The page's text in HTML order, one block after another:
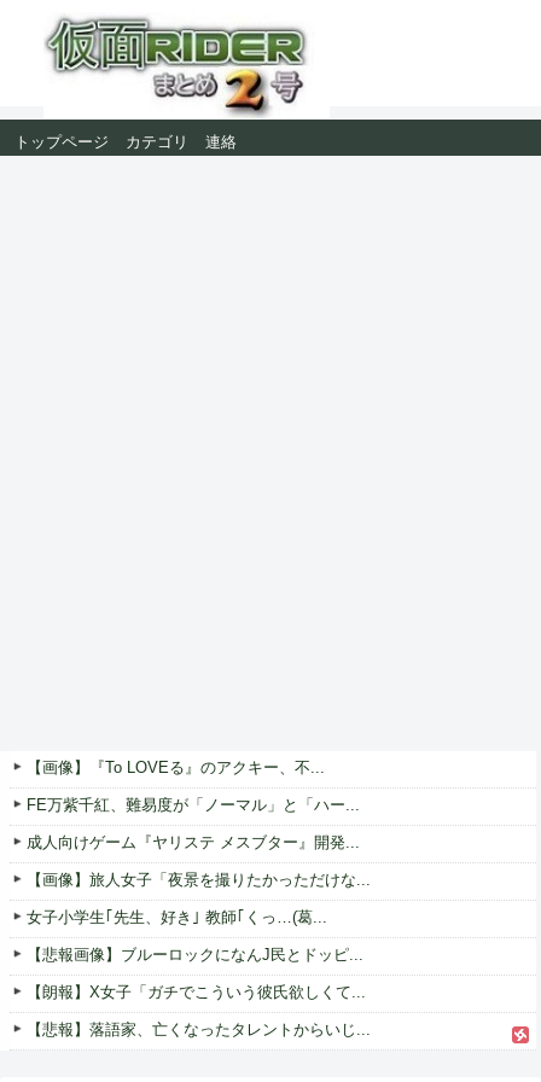
トップページ カテゴリ 連絡
【画像】『To LOVEる』のアクキー、不...
FE万紫千紅、難易度が「ノーマル」と「ハー...
成人向けゲーム『ヤリステ メスブター』開発...
【画像】旅人女子「夜景を撮りたかっただけな...
女子小学生｢先生、好き｣ 教師｢くっ…(葛...
【悲報画像】ブルーロックになんJ民とドッピ...
【朗報】X女子「ガチでこういう彼氏欲しくて...
【悲報】落語家、亡くなったタレントからいじ...